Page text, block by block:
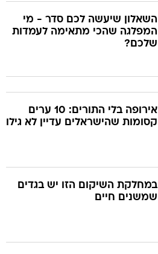
השאלון שיעשה לכם סדר - מי
המפלגה שהכי מתאימה לעמדות
שלכם?
אירופה בלי התורים: 10 ערים
קסומות שהישראלים עדיין לא גילו
במחלקת השיקום הזו יש בגדים
שמשנים חיים